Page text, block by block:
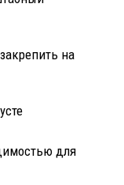
на
для